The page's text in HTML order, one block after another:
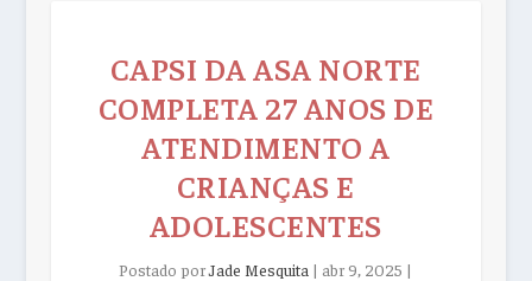
CAPSI DA ASA NORTE
COMPLETA 27 ANOS DE
ATENDIMENTO A
CRIANÇAS E
ADOLESCENTES
Postado porJade Mesquita | abr 9, 2025 |